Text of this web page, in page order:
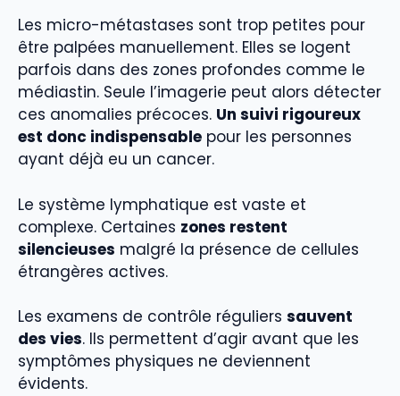
Les micro-métastases sont trop petites pour
être palpées manuellement. Elles se logent
parfois dans des zones profondes comme le
médiastin. Seule l’imagerie peut alors détecter
ces anomalies précoces. Un suivi rigoureux
est donc indispensable pour les personnes
ayant déjà eu un cancer.
Le système lymphatique est vaste et
complexe. Certaines zones restent
silencieuses malgré la présence de cellules
étrangères actives.
Les examens de contrôle réguliers sauvent
des vies. Ils permettent d’agir avant que les
symptômes physiques ne deviennent
évidents.